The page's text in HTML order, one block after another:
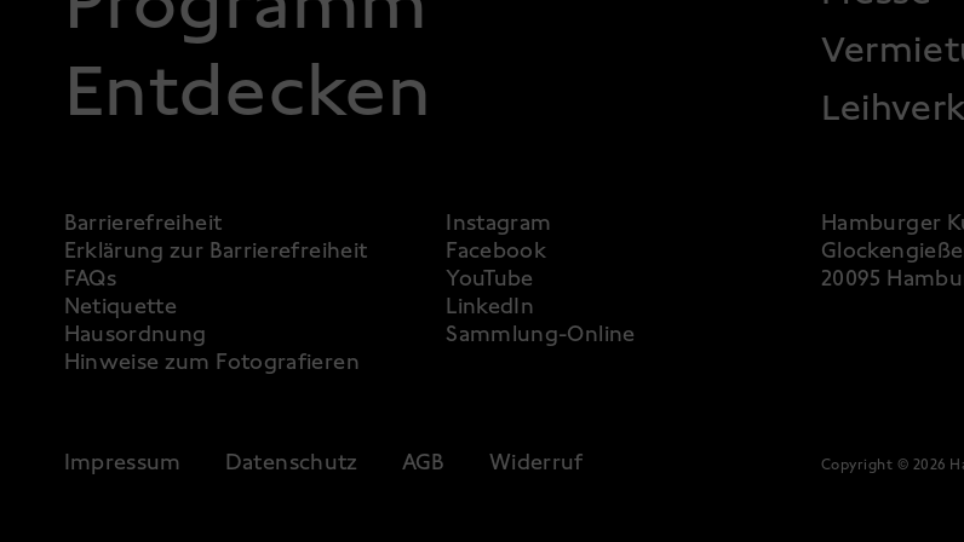
Entdecken
FOOTER 3
Barrierefreiheit
Erklärung zur Barrierefreiheit
FAQs
Netiquette
Hausordnung
Hinweise zum Fotografieren
Instagram
Facebook
YouTube
LinkedIn
Sammlung-Online
FOOTER 4
Impressum Datenschutz AGB Widerruf
Hamburger
20095
Copyright © 2026